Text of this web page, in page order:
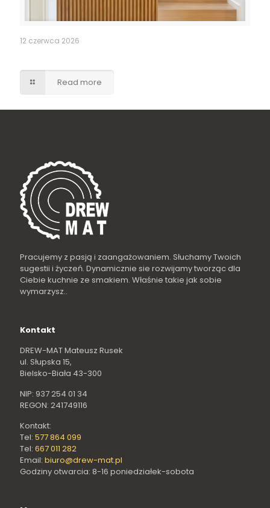
12 czerwca 2026
Read more
Pracujemy z pasją i zaangażowaniem. Słuchamy Twoich
sugestii i życzeń. Dynamicznie sie rozwijamy tworząc dla
Ciebie kuchnie ze smakiem. Właśnie takie jak sobie
wymarzysz..
Kontakt
DREW-MAT Mateusz Rusek
ul. Słupska 15,
Bielsko-Biała 43-300
NIP: 937 254 01 34
REGON: 241749116
Kontakt:
Tel: 577 864 099
Tel: 667 011 282
Email: biuro@drew-mat.pl
Godziny otwarcia: 8-16 poniedziałek-sobota